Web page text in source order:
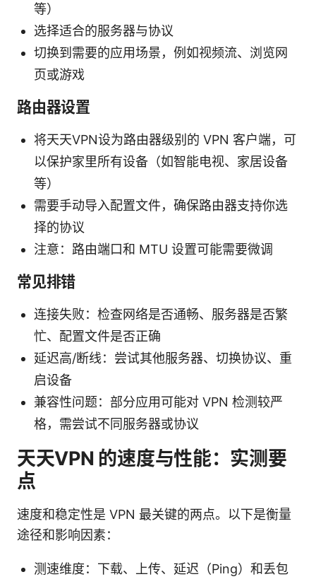
等）
选择适合的服务器与协议
切换到需要的应用场景，例如视频流、浏览网
页或游戏
路由器设置
将天天VPN设为路由器级别的 VPN 客户端，可
以保护家里所有设备（如智能电视、家居设备
等）
需要手动导入配置文件，确保路由器支持你选
择的协议
注意：路由端口和 MTU 设置可能需要微调
常见排错
连接失败：检查网络是否通畅、服务器是否繁
忙、配置文件是否正确
延迟高/断线：尝试其他服务器、切换协议、重
启设备
兼容性问题：部分应用可能对 VPN 检测较严
格，需尝试不同服务器或协议
天天VPN 的速度与性能：实测要
点
速度和稳定性是 VPN 最关键的两点。以下是衡量
途径和影响因素：
测速维度：下载、上传、延迟（Ping）和丢包